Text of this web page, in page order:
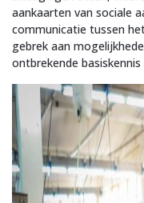
aankaarten van sociale
communicatie tussen
gebrek aan
ontbrekende